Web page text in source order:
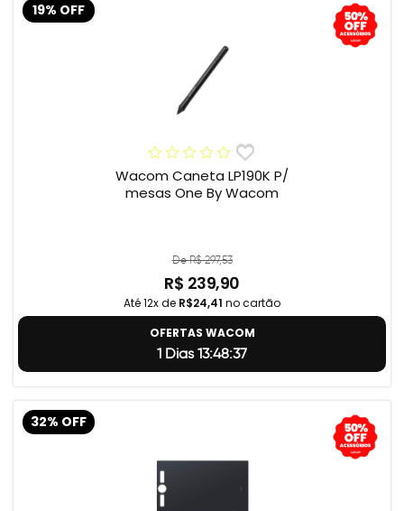
19% OFF
Wacom Caneta LP190K P/
mesas One By Wacom
De R$ 297,53
R$ 239,90
Até 12x de R$24,41 no cartão
OFERTAS WACOM
1 Dias 13:48:37
32% OFF